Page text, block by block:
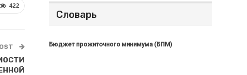
422
Словарь
Бюджет прожиточного минимума (БПМ)